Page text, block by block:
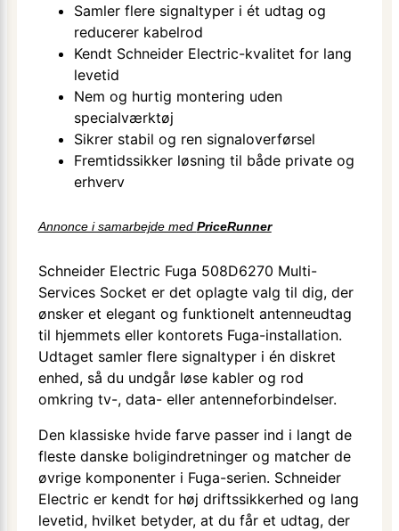
Samler flere signaltyper i ét udtag og
reducerer kabelrod
Kendt Schneider Electric-kvalitet for lang
levetid
Nem og hurtig montering uden
specialværktøj
Sikrer stabil og ren signaloverførsel
Fremtidssikker løsning til både private og
erhverv
Annonce i samarbejde med PriceRunner
Schneider Electric Fuga 508D6270 Multi-
Services Socket er det oplagte valg til dig, der
ønsker et elegant og funktionelt antenneudtag
til hjemmets eller kontorets Fuga-installation.
Udtaget samler flere signaltyper i én diskret
enhed, så du undgår løse kabler og rod
omkring tv-, data- eller antenneforbindelser.
Den klassiske hvide farve passer ind i langt de
fleste danske boligindretninger og matcher de
øvrige komponenter i Fuga-serien. Schneider
Electric er kendt for høj driftssikkerhed og lang
levetid, hvilket betyder, at du får et udtag, der